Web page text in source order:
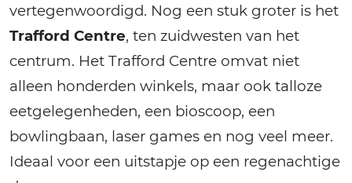
vertegenwoordigd. Nog een stuk groter is het
Trafford Centre, ten zuidwesten van het
centrum. Het Trafford Centre omvat niet
alleen honderden winkels, maar ook talloze
eetgelegenheden, een bioscoop, een
bowlingbaan, laser games en nog veel meer.
Ideaal voor een uitstapje op een regenachtige